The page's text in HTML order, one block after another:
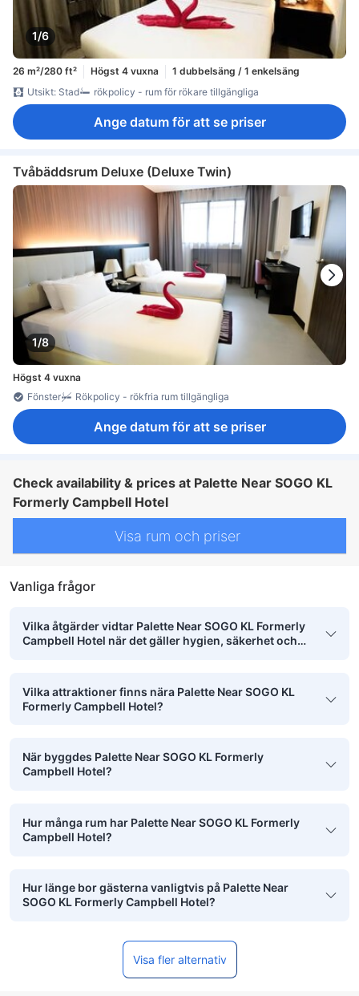
1/6
26 m²/280 ft² Högst 4 vuxna
1 dubbelsäng / 1 enkelsäng
Utsikt: Stad
rökpolicy - rum för rökare tillgängliga
Ange datum för att se priser
Tvåbäddsrum Deluxe (Deluxe Twin)
1/8
Högst 4 vuxna
Fönster
Rökpolicy - rökfria rum tillgängliga
Ange datum för att se priser
Check availability & prices at Palette Near SOGO KL
Formerly Campbell Hotel
Visa rum och priser
Vanliga frågor
Vilka åtgärder vidtar Palette Near SOGO KL Formerly
Campbell Hotel när det gäller hygien, säkerhet och
Vilka attraktioner finns nära Palette Near SOGO KL
Formerly Campbell Hotel?
När byggdes Palette Near SOGO KL Formerly
Campbell Hotel?
Hur många rum har Palette Near SOGO KL Formerly
Campbell Hotel?
Hur länge bor gästerna vanligtvis på Palette Near
SOGO KL Formerly Campbell Hotel?
Visa fler alternativ